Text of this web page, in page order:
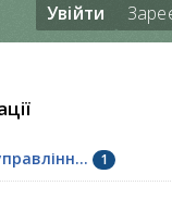
Увійти
1